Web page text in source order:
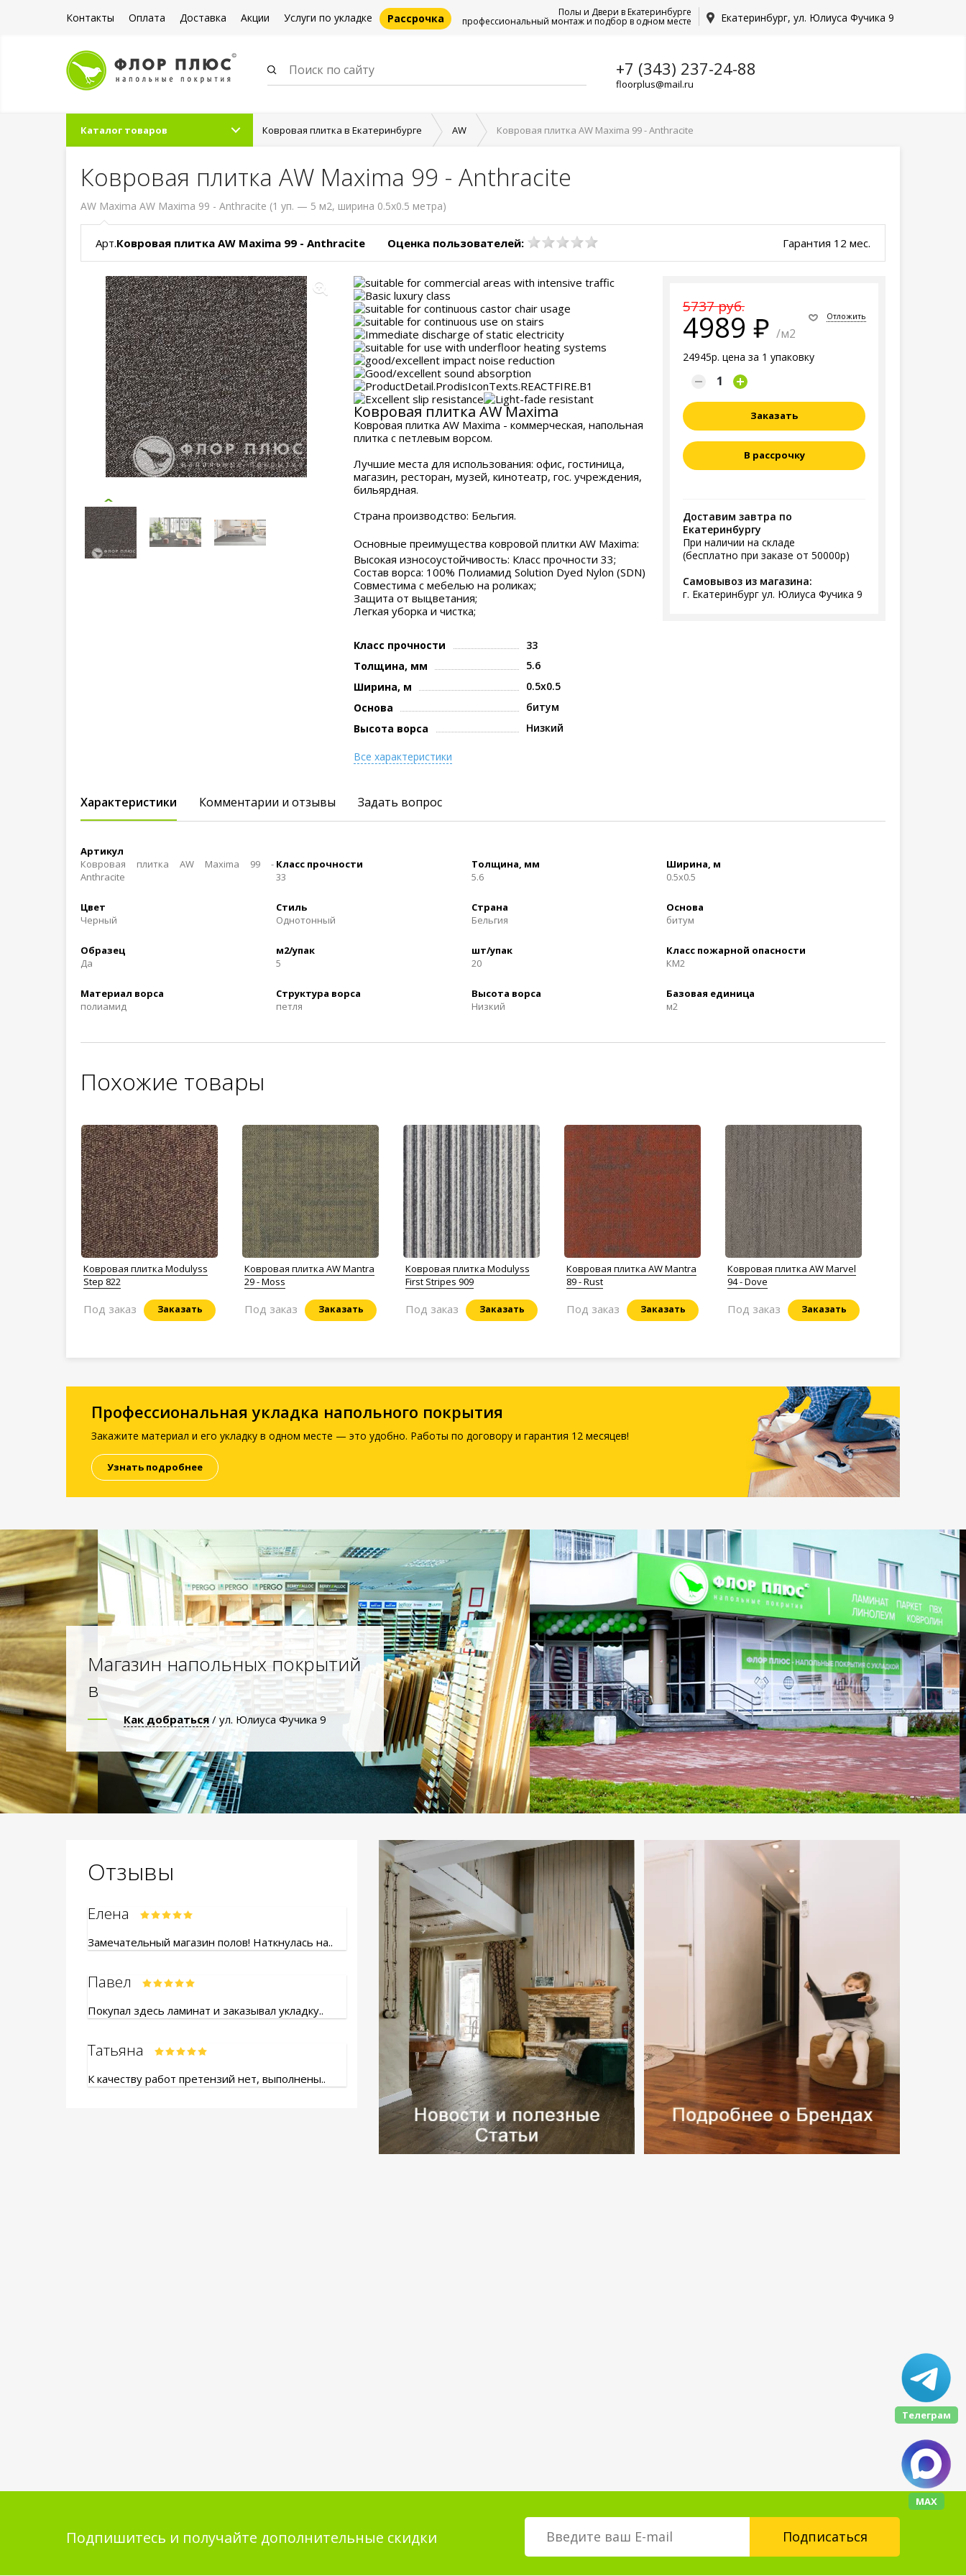
Контакты Оплата Доставка Акции Услуги по укладке Рассрочка Екатеринбург, ул. Юлиуса Фучика 9
Полы и Двери в Екатеринбурге
профессиональный монтаж и подбор в одном месте
+7 (343) 237-24-88
floorplus@mail.ru
Каталог товаров Ковровая плитка в Екатеринбурге AW Ковровая плитка AW Maxima 99 - Anthracite
Ковровая плитка AW Maxima 99 - Anthracite
AW Maxima AW Maxima 99 - Anthracite (1 уп. — 5 м2, ширина 0.5x0.5 метра)
Арт.Ковровая плитка AW Maxima 99 - Anthracite Оценка пользователей: Гарантия 12 мес.
5737 руб.
4989 /м2
24945р. цена за 1 упаковку
Отложить
Заказать
В рассрочку
Доставим завтра по
Екатеринбургу
При наличии на складе
(бесплатно при заказе от 50000р)
Самовывоз из магазина:
г. Екатеринбург ул. Юлиуса Фучика 9
Ковровая плитка AW Maxima
Ковровая плитка AW Maxima - коммерческая, напольная
плитка с петлевым ворсом.
Лучшие места для использования: офис, гостиница,
магазин, ресторан, музей, кинотеатр, гос. учреждения,
бильярдная.
Страна производство: Бельгия.
Основные преимущества ковровой плитки AW Maxima:
Высокая износоустойчивость: Класс прочности 33;
Состав ворса: 100% Полиамид Solution Dyed Nylon (SDN)
Совместима с мебелью на роликах;
Защита от выцветания;
Легкая уборка и чистка;
Класс прочности
33
Толщина, мм
5.6
Ширина, м
0.5x0.5
Основа
битум
Высота ворса
Низкий
Все характеристики
Характеристики Комментарии и отзывы Задать вопрос
Артикул
Ковровая плитка AW Maxima 99 -
Anthracite
Класс прочности
33
Толщина, мм
5.6
Ширина, м
0.5x0.5
Цвет
Черный
Стиль
Однотонный
Страна
Бельгия
Основа
битум
Образец
Да
м2/упак
5
шт/упак
20
Класс пожарной опасности
КМ2
Материал ворса
полиамид
Структура ворса
петля
Высота ворса
Низкий
Базовая единица
м2
Похожие товары
Ковровая плитка Modulyss
Step 822
Заказать
Под заказ
Ковровая плитка AW Mantra
29 - Moss
Заказать
Под заказ
Ковровая плитка Modulyss
First Stripes 909
Заказать
Под заказ
Ковровая плитка AW Mantra
89 - Rust
Заказать
Под заказ
Ковровая плитка AW Marvel
94 - Dove
Заказать
Под заказ
Профессиональная укладка напольного покрытия
Закажите материал и его укладку в одном месте — это удобно. Работы по договору и гарантия 12 месяцев!
Узнать подробнее
Магазин напольных покрытий
в
Как добраться / ул. Юлиуса Фучика 9
Отзывы
Елена
Замечательный магазин полов! Наткнулась на..
Павел
Покупал здесь ламинат и заказывал укладку..
Татьяна
К качеству работ претензий нет, выполнены..
Подпишитесь и получайте дополнительные скидки
Телеграм
МАХ